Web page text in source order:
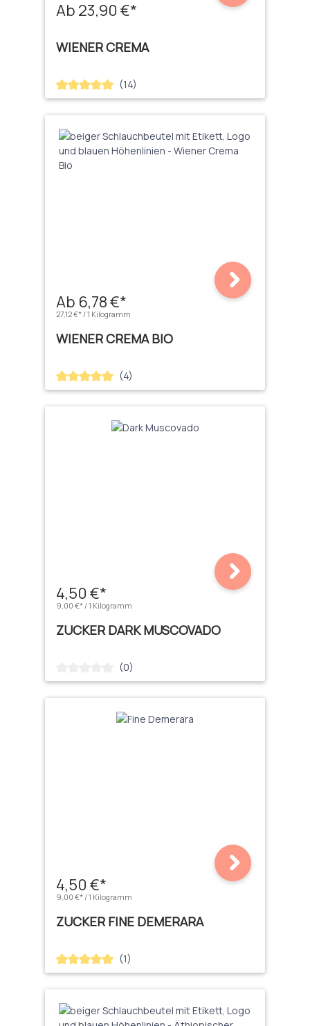
Ab 23,90 €*
WIENER CREMA
Durchschnittliche Bewertung von 5 von 5 Sternen
(14)
Ab 6,78 €*
27,12 €* / 1 Kilogramm
WIENER CREMA BIO
Durchschnittliche Bewertung von 5 von 5 Sternen
(4)
4,50 €*
9,00 €* / 1 Kilogramm
ZUCKER DARK MUSCOVADO
Durchschnittliche Bewertung von 0 von 5 Sternen
(0)
4,50 €*
9,00 €* / 1 Kilogramm
ZUCKER FINE DEMERARA
Durchschnittliche Bewertung von 5 von 5 Sternen
(1)